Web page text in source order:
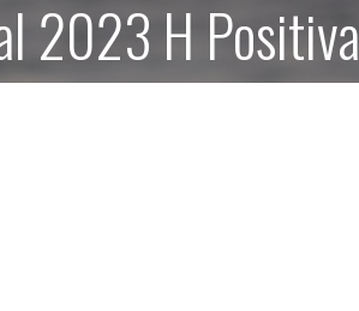
2023 H Positiva